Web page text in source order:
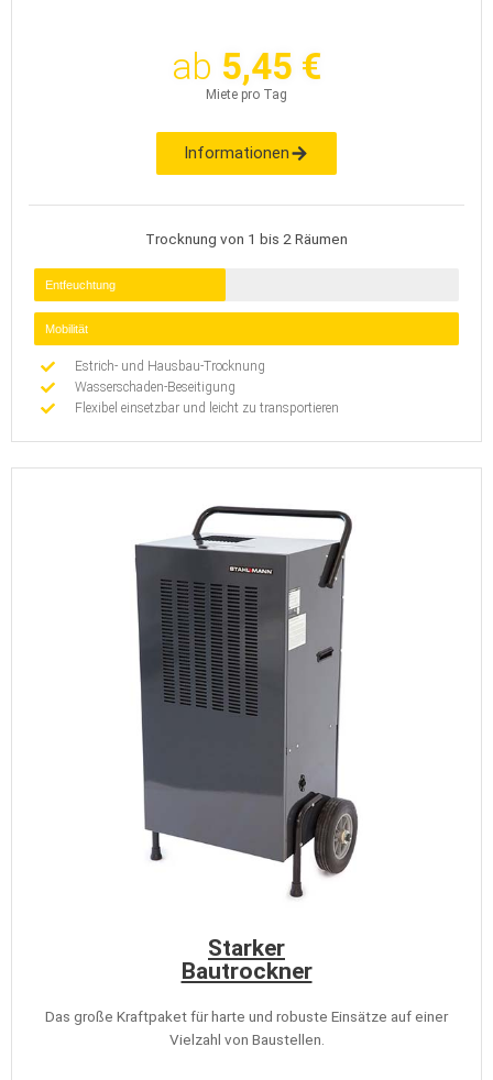
ab 5,45 €
Miete pro Tag
Informationen
Trocknung von 1 bis 2 Räumen
Entfeuchtung
Mobilität
Estrich- und Hausbau-Trocknung
Wasserschaden-Beseitigung
Flexibel einsetzbar und leicht zu transportieren
Starker
Bautrockner
Das große Kraftpaket für harte und robuste Einsätze auf einer
Vielzahl von Baustellen.